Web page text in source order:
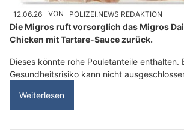
12.06.26 VON POLIZEI.NEWS REDAKTION
Die Migros ruft vorsorglich das Migros
Chicken mit Tartare-Sauce zurück.
Dieses könnte rohe Pouletanteile enthalten.
Gesundheitsrisiko kann nicht
Weiterlesen